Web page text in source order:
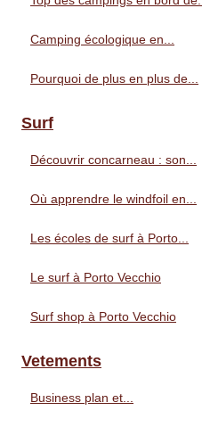
Camping écologique en...
Pourquoi de plus en plus de...
Surf
Découvrir concarneau : son...
Où apprendre le windfoil en...
Les écoles de surf à Porto...
Le surf à Porto Vecchio
Surf shop à Porto Vecchio
Vetements
Business plan et...